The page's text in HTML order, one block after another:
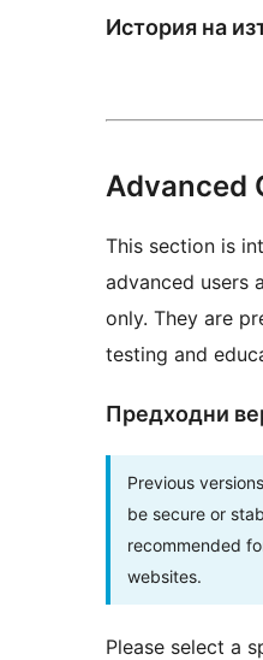
История на
Advanced
This section is
advanced users
only. They are
testing and
Предходни
Previous
be secure or
recommended
websites.
Please select a